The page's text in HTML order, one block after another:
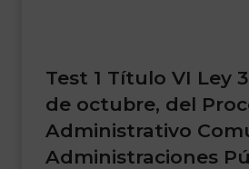
Test 1 Título VI Ley
de octubre, del
Administrativo
Administraciones